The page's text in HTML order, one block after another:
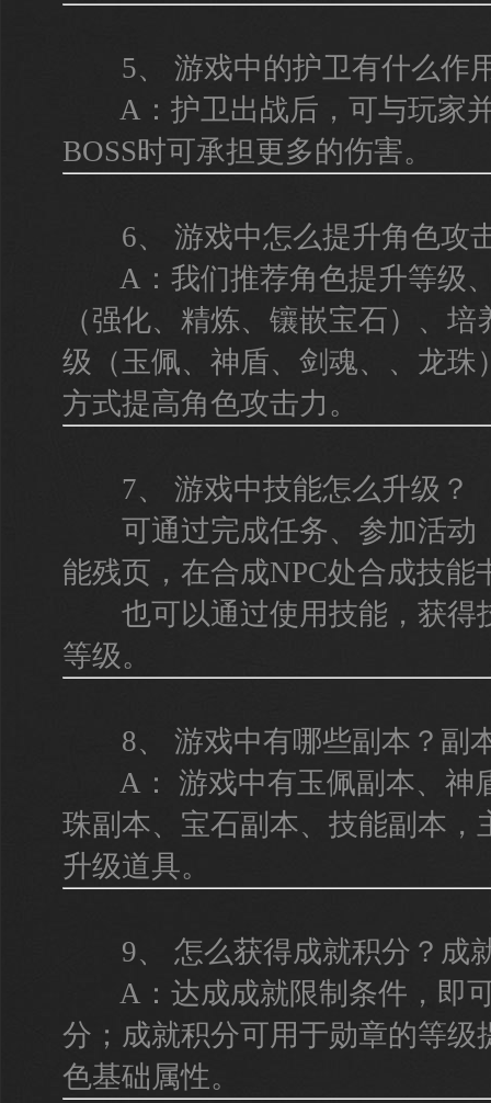
5、 游戏中的护卫有什么作
A：护卫出战后，可与玩家
BOSS时可承担更多的伤害。
6、 游戏中怎么提升角色攻
A：我们推荐角色提升等级
（强化、精炼、镶嵌宝石）、
级（玉佩、神盾、剑魂、、龙珠
方式提高角色攻击力。
7、 游戏中技能怎么升级？
可通过完成任务、参加活动
能残页，在合成NPC处合成技能
也可以通过使用技能，获得
等级。
8、 游戏中有哪些副本？副
A： 游戏中有玉佩副本、神
珠副本、宝石副本、技能副本，
升级道具。
9、 怎么获得成就积分？成
A：达成成就限制条件，即
分；成就积分可用于勋章的等级
色基础属性。